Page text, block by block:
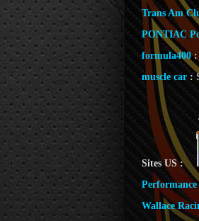
Trans Am
PONTIAC
formula400:
muscle car :
Sites US :
Performance
Wallace